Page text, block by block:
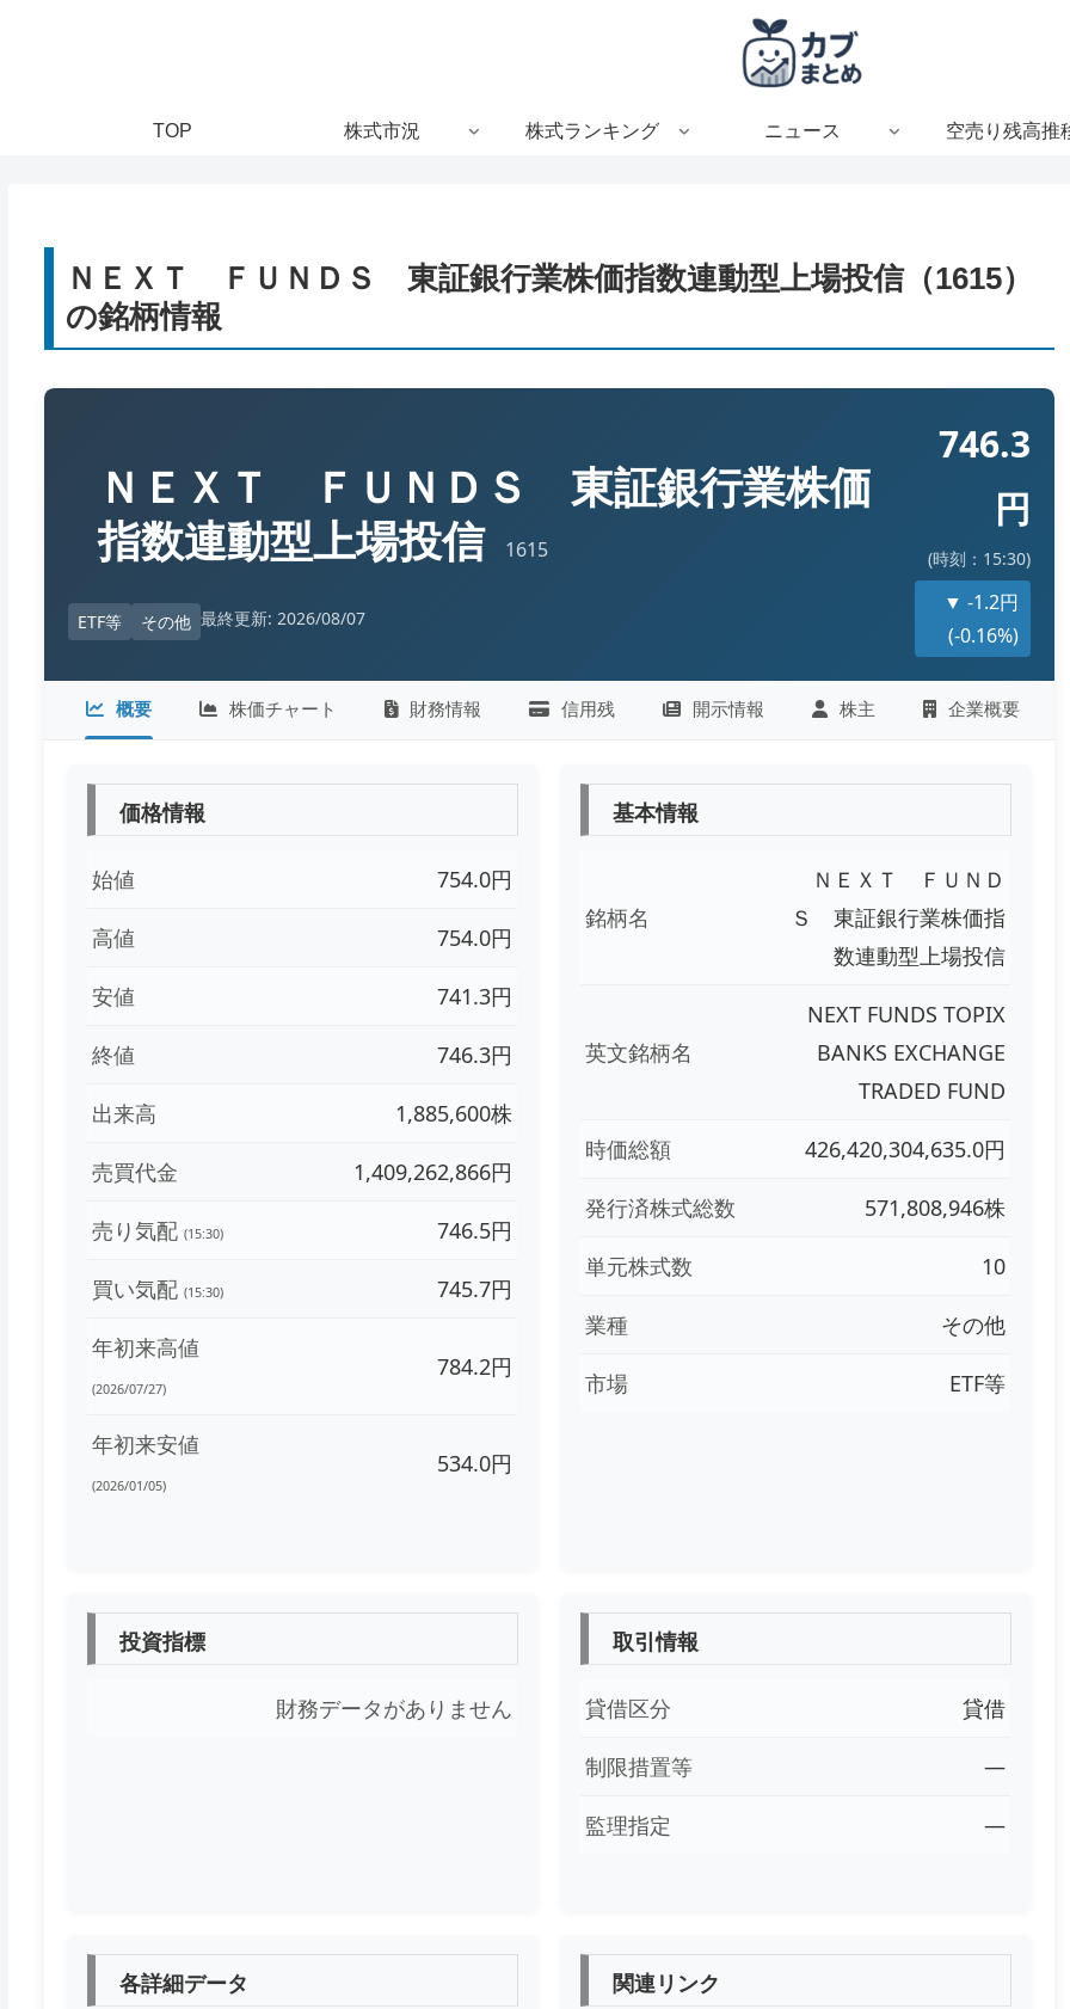
TOP 株式市況 株式ランキング ニュース 空売り残高推
ＮＥＸＴ ＦＵＮＤＳ 東証銀行業株価指数連動型上場投信（1615）
の銘柄情報
ＮＥＸＴ ＦＵＮＤＳ 東証銀行業株価
指数連動型上場投信
1615
ETF等 その他 最終更新: 2026/08/07
746.3
円
(時刻：15:30)
▼ -1.2円
(-0.16%)
概要 株価チャート 財務情報 信用残 開示情報 株主 企業概要
価格情報
始値 754.0円
高値 754.0円
安値 741.3円
終値 746.3円
出来高 1,885,600株
売買代金 1,409,262,866円
売り気配 (15:30) 746.5円
買い気配 (15:30) 745.7円
年初来高値
(2026/07/27)
784.2円
年初来安値
(2026/01/05)
534.0円
基本情報
銘柄名
ＮＥＸＴ ＦＵＮＤ
Ｓ 東証銀行業株価指
数連動型上場投信
英文銘柄名
NEXT FUNDS TOPIX
BANKS EXCHANGE
TRADED FUND
時価総額 426,420,304,635.0円
発行済株式総数 571,808,946株
単元株式数 10
業種 その他
市場 ETF等
投資指標
財務データがありません
取引情報
貸借区分 貸借
制限措置等 ―
監理指定 ―
各詳細データ 関連リンク